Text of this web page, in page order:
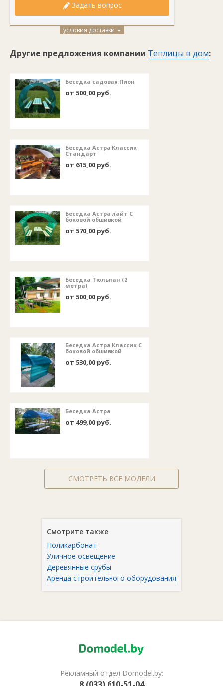
Задать вопрос
условия доставки
Другие предложения компании Теплицы в дом:
Беседка садовая Пион
от 500,00 руб.
Беседка Астра Классик
Стандарт
от 615,00 руб.
Беседка Астра лайт С
боковой обшивкой
от 570,00 руб.
Беседка Тюльпан (2
метра)
от 500,00 руб.
Беседка Астра Классик С
боковой обшивкой
от 530,00 руб.
Беседка Астра
от 499,00 руб.
СМОТРЕТЬ ВСЕ МОДЕЛИ
Смотрите также
Поликарбонат
Уличное освещение
Деревянные срубы
Аренда строительного оборудования
Рекламный отдел Domodel.by: